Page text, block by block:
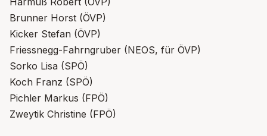
Brunner Horst (ÖVP)
Kicker Stefan (ÖVP)
Friessnegg-Fahrngruber (NEOS, für ÖVP)
Sorko Lisa (SPÖ)
Koch Franz (SPÖ)
Pichler Markus (FPÖ)
Zweytik Christine (FPÖ)